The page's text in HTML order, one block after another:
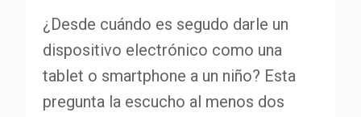
¿Desde cuándo es segudo darle un
dispositivo electrónico como una
tablet o smartphone a un niño? Esta
pregunta la escucho al menos dos